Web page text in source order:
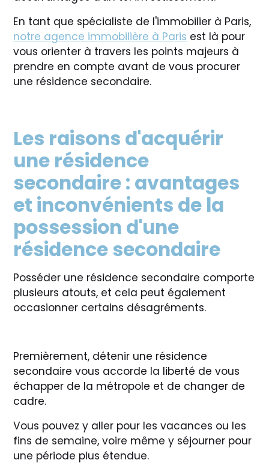
En tant que spécialiste de l'immobilier à Paris,
notre agence immobilière à Paris est là pour
vous orienter à travers les points majeurs à
prendre en compte avant de vous procurer
une résidence secondaire.
Les raisons d'acquérir
une résidence
secondaire : avantages
et inconvénients de la
possession d'une
résidence secondaire
Posséder une résidence secondaire comporte
plusieurs atouts, et cela peut également
occasionner certains désagréments.
Premièrement, détenir une résidence
secondaire vous accorde la liberté de vous
échapper de la métropole et de changer de
cadre.
Vous pouvez y aller pour les vacances ou les
fins de semaine, voire même y séjourner pour
une période plus étendue.